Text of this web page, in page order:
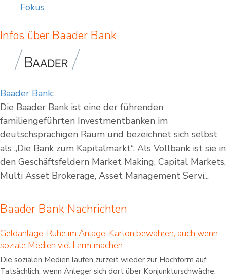
Fokus
Infos über Baader Bank
Baader Bank:
Die Baader Bank ist eine der führenden
familiengeführten Investmentbanken im
deutschsprachigen Raum und bezeichnet sich selbst
als „Die Bank zum Kapitalmarkt“. Als Vollbank ist sie in
den Geschäftsfeldern Market Making, Capital Markets,
Multi Asset Brokerage, Asset Management Servi...
Baader Bank Nachrichten
Geldanlage: Ruhe im Anlage-Karton bewahren, auch wenn
soziale Medien viel Lärm machen
Die sozialen Medien laufen zurzeit wieder zur Hochform auf.
Tatsächlich, wenn Anleger sich dort über Konjunkturschwäche,